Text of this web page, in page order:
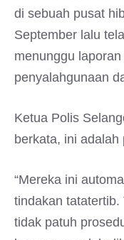
di sebuah pusat
September lalu
menunggu
penyalahgunaan
Ketua Polis
berkata, ini adalah
“Mereka ini
tindakan tatatertib.
tidak patuh